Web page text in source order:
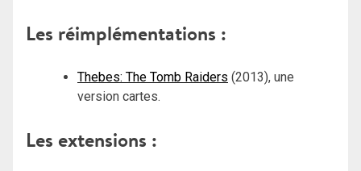
Les réimplémentations :
Thebes: The Tomb Raiders (2013), une
version cartes.
Les extensions :